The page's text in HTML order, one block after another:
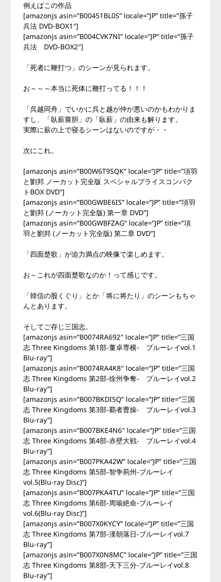
例えばこの作品
[amazonjs asin=”B00451BL0S” locale=”JP” title=”孫子
兵法 DVD-BOX1″]
[amazonjs asin=”B004CVK7NI” locale=”JP” title=”孫子
兵法 DVD-BOX2″]
「死者に鞭打つ」のシーンが見られます。
お～～～本当に死体に鞭打ってる！！！
「呉越同舟」でいかに呉と越が仲が悪いのかもわかりま
すし、「臥薪嘗胆」の「臥薪」の由来も解ります。
実際に薪の上で寝るシーンはないのですが・・
次にこれ。
[amazonjs asin=”B00W6T9SQK” locale=”JP” title=”項羽
と劉邦 ノーカット完全版 スペシャルプライスコンパク
トBOX DVD”]
[amazonjs asin=”B00GWBE6IS” locale=”JP” title=”項羽
と劉邦 (ノーカット完全版) 第一章 DVD”]
[amazonjs asin=”B00GWBFZAG” locale=”JP” title=”項
羽と劉邦 (ノーカット完全版) 第二章 DVD”]
「四面楚歌」が迫力満点の映像で楽しめます。
お～これが四面楚歌なのか！って感じです。
「韓信の股くぐり」とか「将に将たり」のシーンもちゃ
んとあります。
そしてご存じ三国志。
[amazonjs asin=”B0074RA692″ locale=”JP” title=”三国
志 Three Kingdoms 第1部-董卓専横- ブルーレイvol.1
Blu-ray”]
[amazonjs asin=”B0074RA4K8″ locale=”JP” title=”三国
志 Three Kingdoms 第2部-徐州争奪- ブルーレイvol.2
Blu-ray”]
[amazonjs asin=”B007BKDI5Q” locale=”JP” title=”三国
志 Three Kingdoms 第3部-覇者曹操- ブルーレイvol.3
Blu-ray”]
[amazonjs asin=”B007BKE4N6″ locale=”JP” title=”三国
志 Three Kingdoms 第4部-赤壁大戦- ブルーレイvol.4
Blu-ray”]
[amazonjs asin=”B007PKA42W” locale=”JP” title=”三国
志 Three Kingdoms 第5部-智争荊州-ブルーレイ
vol.5(Blu-ray Disc)”]
[amazonjs asin=”B007PKA4TU” locale=”JP” title=”三国
志 Three Kingdoms 第6部-周瑜絶命-ブルーレイ
vol.6(Blu-ray Disc)”]
[amazonjs asin=”B007X0KYCY” locale=”JP” title=”三国
志 Three Kingdoms 第7部-漢朝落日-ブルーレイvol.7
Blu-ray”]
[amazonjs asin=”B007X0N8MC” locale=”JP” title=”三国
志 Three Kingdoms 第8部-天下三分-ブルーレイvol.8
Blu-ray”]